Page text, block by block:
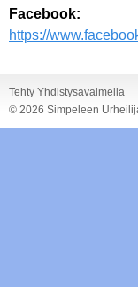
Facebook:
https://
Tehty Yhdistysavaimella
© 2026 Simpeleen